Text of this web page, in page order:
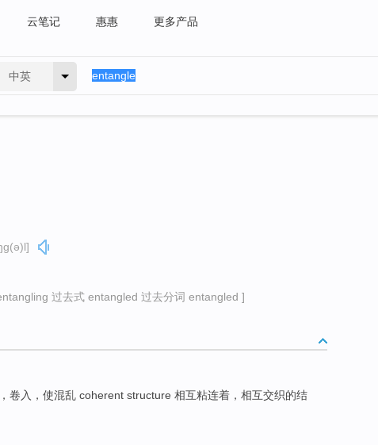
云笔记 惠惠 更多产品
中英
过去式 entangled 过去分词 entangled ]
，卷入，使混乱 coherent structure 相互粘连着，相互交织的结